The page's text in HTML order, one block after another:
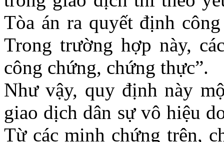
Tòa án ra quyết định
Trong trường hợp này,
công chứng, chứng thực”.
Như vậy, quy định này
giao dịch dân sự vô hiệu
Từ các minh chứng trên,